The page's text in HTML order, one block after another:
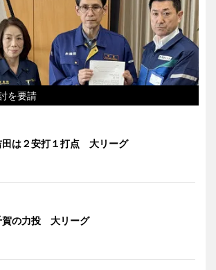
を要請
田は２安打１打点 大リーグ
賀の力投 大リーグ